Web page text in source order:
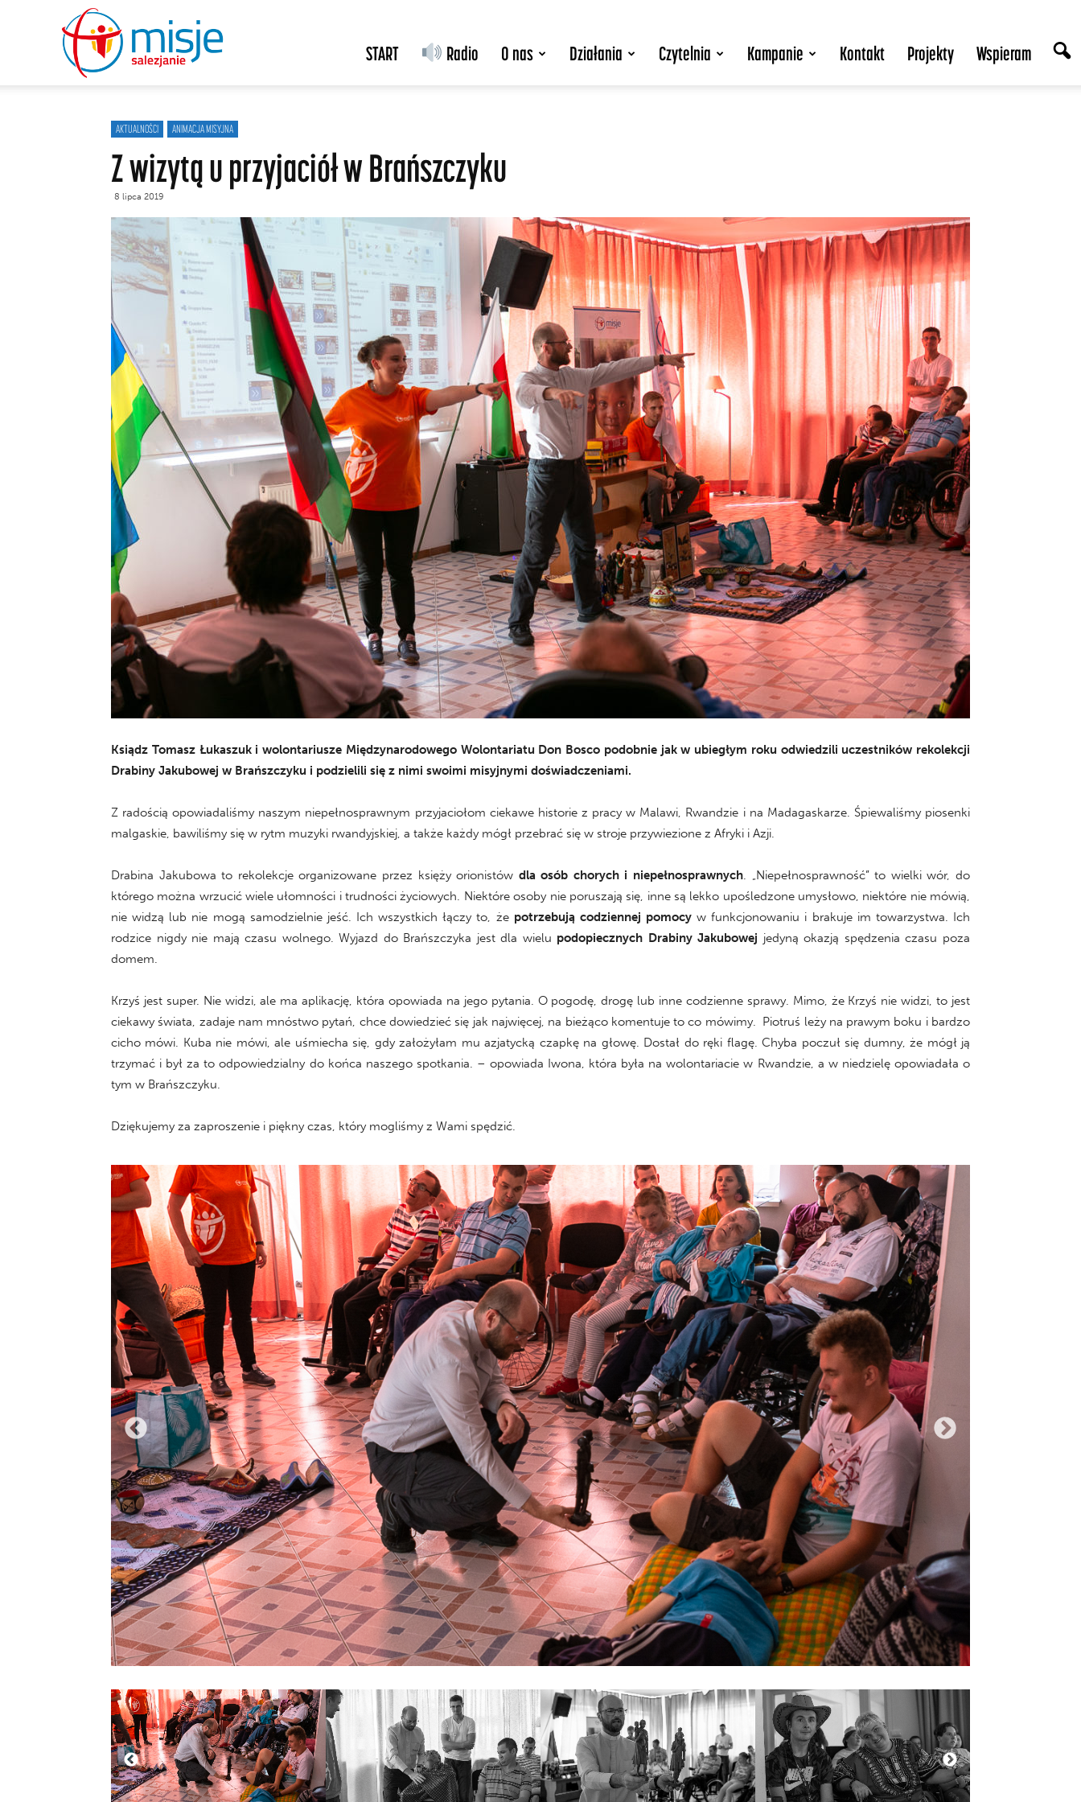
salezjanie
START Radio O nas Działania Czytelnia Kampanie Kontakt Projekty Wspieram
AKTUALNOŚCI ANIMACJA MISYJNA
Z wizytą u przyjaciół w Brańszczyku
8 lipca 2019
Ksiądz Tomasz Łukaszuk i wolontariusze Międzynarodowego Wolontariatu Don Bosco podobnie jak w ubiegłym roku odwiedzili uczestników rekolekcji
Drabiny Jakubowej w Brańszczyku i podzielili się z nimi swoimi misyjnymi doświadczeniami.
Z radością opowiadaliśmy naszym niepełnosprawnym przyjaciołom ciekawe historie z pracy w Malawi, Rwandzie i na Madagaskarze. Śpiewaliśmy piosenki
malgaskie, bawiliśmy się w rytm muzyki rwandyjskiej, a także każdy mógł przebrać się w stroje przywiezione z Afryki i Azji.
Drabina Jakubowa to rekolekcje organizowane przez księży orionistów dla osób chorych i niepełnosprawnych. „Niepełnosprawność” to wielki wór, do
którego można wrzucić wiele ułomności i trudności życiowych. Niektóre osoby nie poruszają się, inne są lekko upośledzone umysłowo, niektóre nie mówią,
nie widzą lub nie mogą samodzielnie jeść. Ich wszystkich łączy to, że potrzebują codziennej pomocy w funkcjonowaniu i brakuje im towarzystwa. Ich
rodzice nigdy nie mają czasu wolnego. Wyjazd do Brańszczyka jest dla wielu podopiecznych Drabiny Jakubowej jedyną okazją spędzenia czasu poza
domem.
Krzyś jest super. Nie widzi, ale ma aplikację, która opowiada na jego pytania. O pogodę, drogę lub inne codzienne sprawy. Mimo, że Krzyś nie widzi, to jest
ciekawy świata, zadaje nam mnóstwo pytań, chce dowiedzieć się jak najwięcej, na bieżąco komentuje to co mówimy. Piotruś leży na prawym boku i bardzo
cicho mówi. Kuba nie mówi, ale uśmiecha się, gdy założyłam mu azjatycką czapkę na głowę. Dostał do ręki flagę. Chyba poczuł się dumny, że mógł ją
trzymać i był za to odpowiedzialny do końca naszego spotkania. – opowiada Iwona, która była na wolontariacie w Rwandzie, a w niedzielę opowiadała o
tym w Brańszczyku.
Dziękujemy za zaproszenie i piękny czas, który mogliśmy z Wami spędzić.